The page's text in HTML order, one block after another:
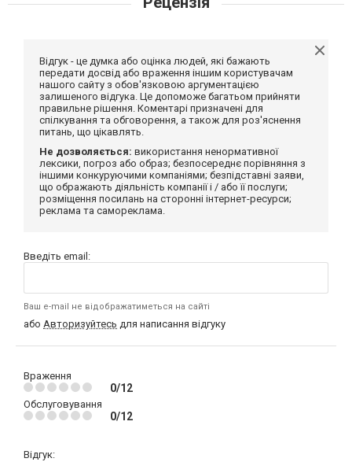
Відгук - це думка або оцінка людей, які бажають
передати досвід або враження іншим користувачам
нашого сайту з обов'язковою аргументацією
залишеного відгука. Це допоможе багатьом прийняти
правильне рішення. Коментарі призначені для
спілкування та обговорення, а також для роз'яснення
питань, що цікавлять.
Не дозволяється: використання ненормативної
лексики, погроз або образ; безпосереднє порівняння з
іншими конкуруючими компаніями; безпідставні заяви,
що ображають діяльність компанії і / або її послуги;
розміщення посилань на сторонні інтернет-ресурси;
реклама та самореклама.
Введіть email:
Ваш e-mail не відображатиметься на сайті
або Авторизуйтесь для написання відгуку
Враження
0/12
Обслуговування
0/12
Відгук: